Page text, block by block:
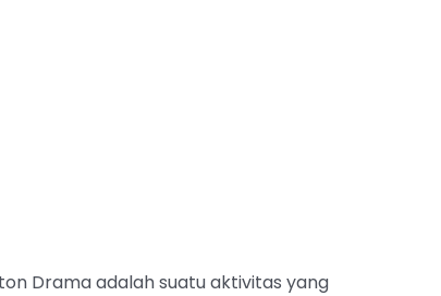
Drama adalah suatu aktivitas yang